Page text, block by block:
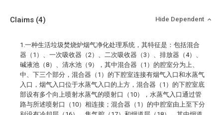
Claims (4) Hide Dependent
1.一种生活垃圾焚烧炉烟气净化处理系统，其特征是：包括混合
器（1）、一次吸收器（2）、二次吸收器（3）、排放器（4）、
碱液池（8）、清水池（9），其中混合器（1）的腔室分为上、
中、下三个部分，混合器（1）的下腔室连接有烟气入口和水蒸气
入口，烟气入口位于水蒸气入口的上方，混合器（1）的下腔室底
部设有多个向上喷射水蒸气的喷射口（10），水蒸气入口通过管
路与所述喷射口（10）相连接；混合器（1）的中腔室由上至下分